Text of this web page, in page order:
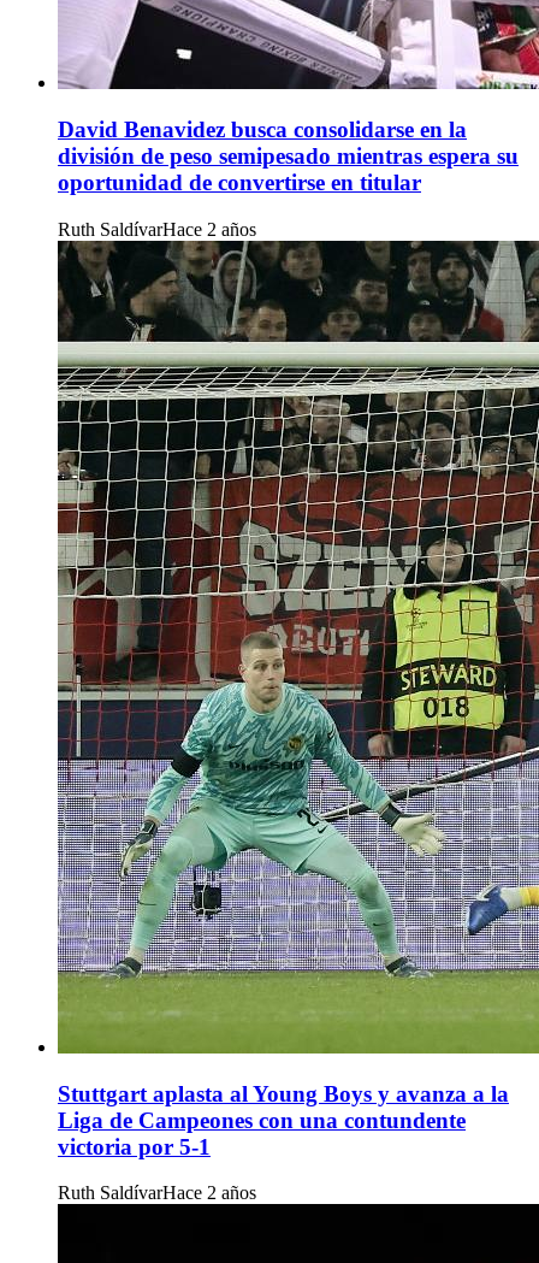
David Benavidez busca consolidarse en la
división de peso semipesado mientras espera su
oportunidad de convertirse en titular
Ruth SaldívarHace 2 años
Stuttgart aplasta al Young Boys y avanza a la
Liga de Campeones con una contundente
victoria por 5-1
Ruth SaldívarHace 2 años